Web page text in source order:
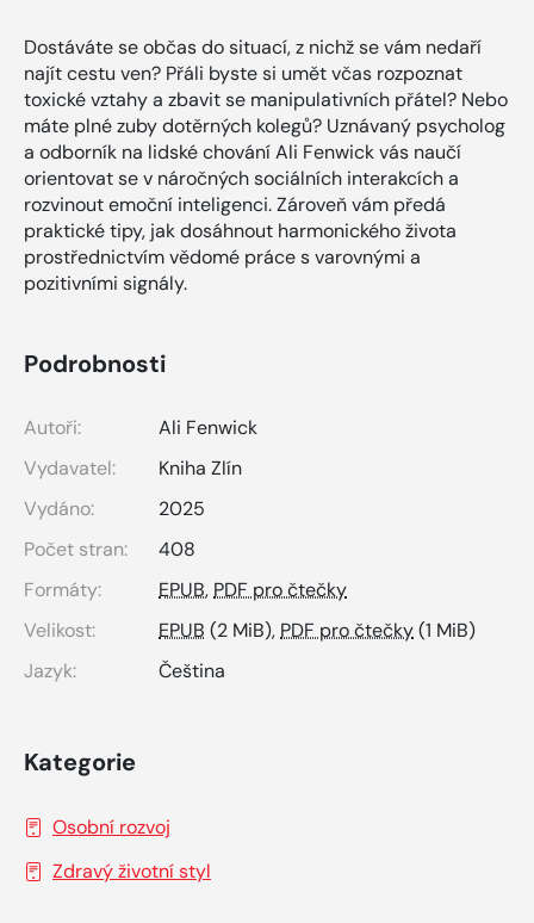
Dostáváte se občas do situací, z nichž se vám nedaří
najít cestu ven? Přáli byste si umět včas rozpoznat
toxické vztahy a zbavit se manipulativních přátel? Nebo
máte plné zuby dotěrných kolegů? Uznávaný psycholog
a odborník na lidské chování Ali Fenwick vás naučí
orientovat se v náročných sociálních interakcích a
rozvinout emoční inteligenci. Zároveň vám předá
praktické tipy, jak dosáhnout harmonického života
prostřednictvím vědomé práce s varovnými a
pozitivními signály.
Podrobnosti
Autoři:
Ali Fenwick
Vydavatel:
Kniha Zlín
Vydáno:
2025
Počet stran:
408
Formáty:
EPUB,PDF pro čtečky
Velikost:
EPUB (2 MiB),PDF pro čtečky(1 MiB)
Jazyk:
Čeština
Kategorie
Osobní rozvoj
Zdravý životní styl